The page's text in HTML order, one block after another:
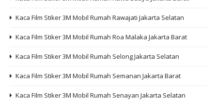
Kaca Film Stiker 3M Mobil Rumah Rawajati Jakarta Selatan
Kaca Film Stiker 3M Mobil Rumah Roa Malaka Jakarta Barat
Kaca Film Stiker 3M Mobil Rumah Selong Jakarta Selatan
Kaca Film Stiker 3M Mobil Rumah Semanan Jakarta Barat
Kaca Film Stiker 3M Mobil Rumah Senayan Jakarta Selatan